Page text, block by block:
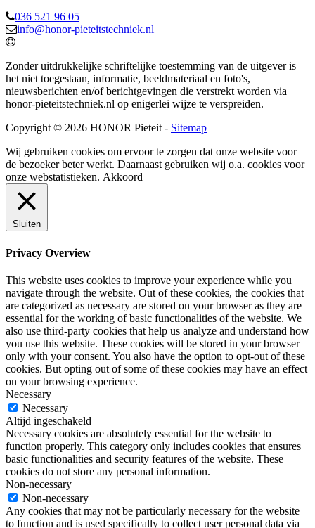
036 521 96 05
info@honor-pieteitstechniek.nl
Zonder uitdrukkelijke schriftelijke toestemming van de uitgever is
het niet toegestaan, informatie, beeldmateriaal en foto's,
nieuwsberichten en/of berichtgevingen die verstrekt worden via
honor-pieteitstechniek.nl op enigerlei wijze te verspreiden.
Copyright © 2026 HONOR Pieteit - Sitemap
Wij gebruiken cookies om ervoor te zorgen dat onze website voor
de bezoeker beter werkt. Daarnaast gebruiken wij o.a. cookies voor
onze webstatistieken. Akkoord
Sluiten
Privacy Overview
This website uses cookies to improve your experience while you
navigate through the website. Out of these cookies, the cookies that
are categorized as necessary are stored on your browser as they are
essential for the working of basic functionalities of the website. We
also use third-party cookies that help us analyze and understand how
you use this website. These cookies will be stored in your browser
only with your consent. You also have the option to opt-out of these
cookies. But opting out of some of these cookies may have an effect
on your browsing experience.
Necessary
Necessary
Altijd ingeschakeld
Necessary cookies are absolutely essential for the website to
function properly. This category only includes cookies that ensures
basic functionalities and security features of the website. These
cookies do not store any personal information.
Non-necessary
Non-necessary
Any cookies that may not be particularly necessary for the website
to function and is used specifically to collect user personal data via